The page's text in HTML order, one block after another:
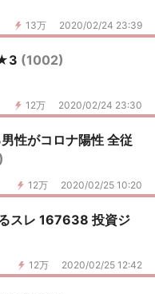
13万 2020/02/24 23:39
(1002)
12万 2020/02/24 23:30
性がコロナ陽性 全従
12万 2020/02/25 10:20
スレ 167638 投資ジ
12万 2020/02/25 12:42